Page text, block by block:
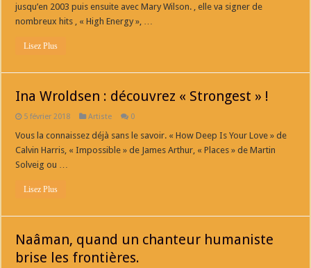
jusqu’en 2003 puis ensuite avec Mary Wilson. , elle va signer de
nombreux hits , « High Energy », …
Lisez Plus
Ina Wroldsen : découvrez « Strongest » !
5 février 2018 Artiste 0
Vous la connaissez déjà sans le savoir. « How Deep Is Your Love » de
Calvin Harris, « Impossible » de James Arthur, « Places » de Martin
Solveig ou …
Lisez Plus
Naâman, quand un chanteur humaniste
brise les frontières.